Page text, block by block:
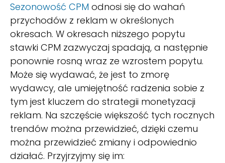
Sezonowość CPM odnosi się do wahań
przychodów z reklam w określonych
okresach. W okresach niższego popytu
stawki CPM zazwyczaj spadają, a następnie
ponownie rosną wraz ze wzrostem popytu.
Może się wydawać, że jest to zmorę
wydawcy, ale umiejętność radzenia sobie z
tym jest kluczem do strategii monetyzacji
reklam. Na szczęście większość tych rocznych
trendów można przewidzieć, dzięki czemu
można przewidzieć zmiany i odpowiednio
działać. Przyjrzyjmy się im: